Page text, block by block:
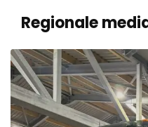
Regionale